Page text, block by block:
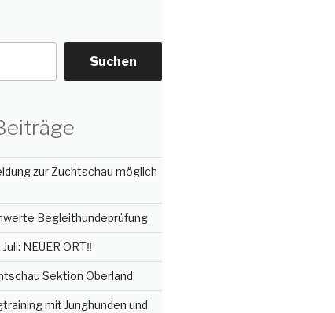
Suchen
zur Zuchtschau möglich
Begleithundeprüfung
NEUER ORT‼️
Sektion Oberland
mit Junghunden und